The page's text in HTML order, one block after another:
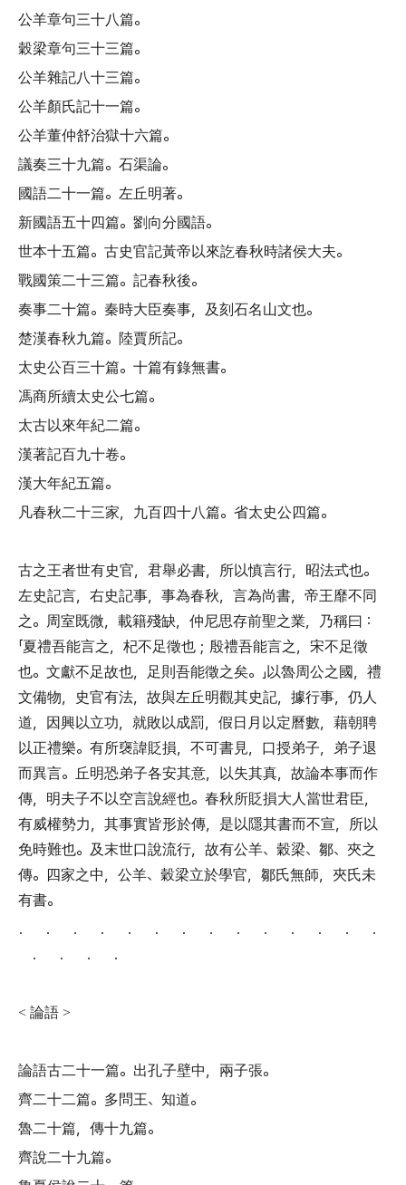
公羊章句三十八篇。
穀梁章句三十三篇。
公羊雜記八十三篇。
公羊顏氏記十一篇。
公羊董仲舒治獄十六篇。
議奏三十九篇。 石渠論。
國語二十一篇。 左丘明著。
新國語五十四篇。 劉向分國語。
世本十五篇。 古史官記黃帝以來訖春秋時諸侯大夫。
戰國策二十三篇。 記春秋後。
奏事二十篇。 秦時大臣奏事， 及刻石名山文也。
楚漢春秋九篇。 陸賈所記。
太史公百三十篇。 十篇有錄無書。
馮商所續太史公七篇。
太古以來年紀二篇。
漢著記百九十卷。
漢大年紀五篇。
凡春秋二十三家， 九百四十八篇。 省太史公四篇。
古之王者世有史官， 君舉必書， 所以慎言行， 昭法式也。
左史記言， 右史記事， 事為春秋， 言為尚書， 帝王靡不同
之。 周室既微， 載籍殘缺， 仲尼思存前聖之業， 乃稱曰 ：
「夏禮吾能言之， 杞不足徵也 ； 殷禮吾能言之， 宋不足徵
也。 文獻不足故也， 足則吾能徵之矣。」以魯周公之國， 禮
文備物， 史官有法， 故與左丘明觀其史記， 據行事， 仍人
道， 因興以立功， 就敗以成罰， 假日月以定曆數， 藉朝聘
以正禮樂。 有所襃諱貶損， 不可書見， 口授弟子， 弟子退
而異言。 丘明恐弟子各安其意， 以失其真， 故論本事而作
傳， 明夫子不以空言說經也。 春秋所貶損大人當世君臣，
有威權勢力， 其事實皆形於傳， 是以隱其書而不宣， 所以
免時難也。 及末世口說流行， 故有公羊、 穀梁、 鄒、 夾之
傳。 四家之中， 公羊、 穀梁立於學官， 鄒氏無師， 夾氏未
有書。
． ． ． ． ． ． ． ． ． ． ． ． ． ．
． ． ． ．
< 論語 >
論語古二十一篇。 出孔子壁中， 兩子張。
齊二十二篇。 多問王、 知道。
魯二十篇， 傳十九篇。
齊說二十九篇。